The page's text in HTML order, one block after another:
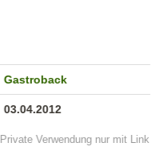
Verwendung nur mit Link
Gastroback
03.04.2012